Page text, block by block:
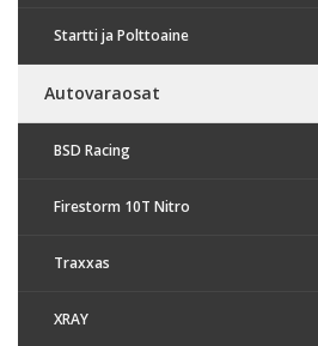
Startti ja Polttoaine
Autovaraosat
BSD Racing
Firestorm 10T Nitro
Traxxas
XRAY